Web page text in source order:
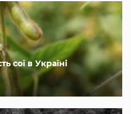
сої в Україні